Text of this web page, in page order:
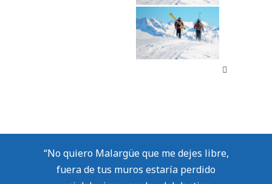
“No quiero Malargüe que me dejes libre,
fuera de tus muros estaría perdido